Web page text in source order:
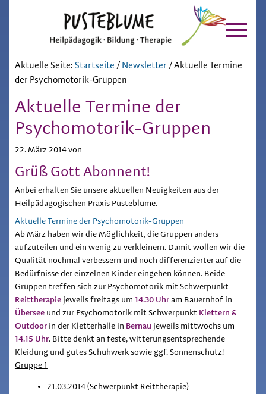
Hauptnavigation
content
Pusteblume
Chiemgau
Aktuelle Seite: Startseite / Newsletter /Aktuelle Termine
der Psychomotorik-Gruppen
Aktuelle Termine der
Psychomotorik-Gruppen
22. März 2014von
Grüß Gott Abonnent!
Anbei erhalten Sie unsere aktuellen Neuigkeiten aus der
Heilpädagogischen Praxis Pusteblume.
Aktuelle Termine der Psychomotorik-Gruppen
Ab März haben wir die Möglichkeit, die Gruppen anders
aufzuteilen und ein wenig zu verkleinern. Damit wollen wir die
Qualität nochmal verbessern und noch differenzierter auf die
Bedürfnisse der einzelnen Kinder eingehen können. Beide
Gruppen treffen sich zur Psychomotorik mit Schwerpunkt
Reittherapiejeweils freitags um 14.30 Uhram Bauernhof in
Überseeund zur Psychomotorik mit Schwerpunkt Klettern &
Outdoorin der Kletterhalle in Bernau jeweils mittwochs um
14.15 Uhr. Bitte denkt an feste, witterungsentsprechende
Kleidung und gutes Schuhwerk sowie ggf. Sonnenschutz!
Gruppe 1
21.03.2014 (Schwerpunkt Reittherapie)